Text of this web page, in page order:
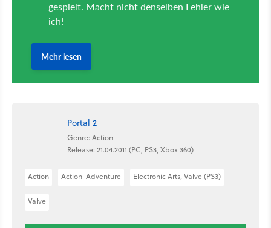
Portal 2
Genre: Action
Release: 21.04.2011 (PC, PS3, Xbox 360)
Action Action-Adventure Electronic Arts, Valve (PS3)
Valve